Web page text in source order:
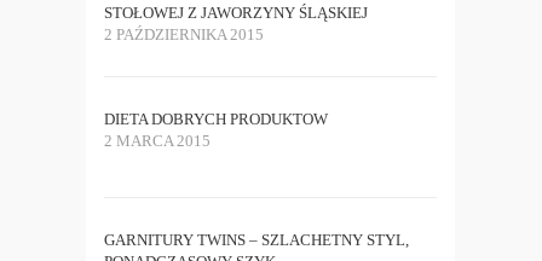
STOŁOWEJ Z JAWORZYNY ŚLĄSKIEJ
2 PAŹDZIERNIKA 2015
DIETA DOBRYCH PRODUKTOW
2 MARCA 2015
GARNITURY TWINS – SZLACHETNY STYL,